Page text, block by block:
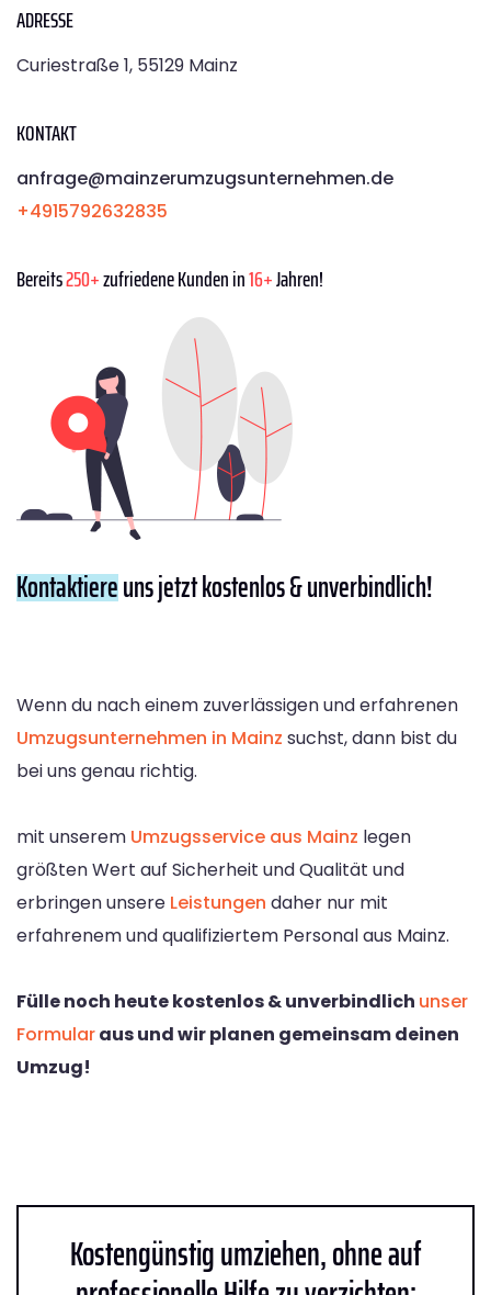
ADRESSE
Curiestraße 1, 55129 Mainz
KONTAKT
anfrage@mainzerumzugsunternehmen.de
+4915792632835
Bereits250+zufriedene Kunden in16+Jahren!
Kontaktiereuns jetzt kostenlos & unverbindlich!
Wenn du nach einem zuverlässigen und erfahrenen
Umzugsunternehmen in Mainz suchst, dann bist du
bei uns genau richtig.
mit unserem Umzugsservice aus Mainz legen
größten Wert auf Sicherheit und Qualität und
erbringen unsere Leistungen daher nur mit
erfahrenem und qualifiziertem Personal aus Mainz.
Fülle noch heute kostenlos & unverbindlich unser
Formularaus und wir planen gemeinsam deinen
Umzug!
Kostengünstig umziehen, ohne auf